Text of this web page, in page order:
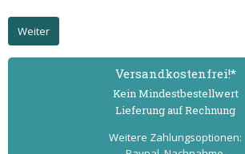
Weiter
Versand­kostenfrei!*
Kein Mindest­bestell­wert
Lieferung auf Rechnung
Weitere Zahlungs­optionen: